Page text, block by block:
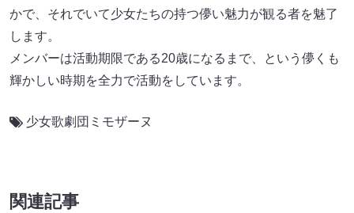
かで、それでいて少女たちの持つ儚い魅力が観る者を魅了
します。
メンバーは活動期限である20歳になるまで、という儚くも
輝かしい時期を全力で活動をしています。
少女歌劇団ミモザーヌ
関連記事